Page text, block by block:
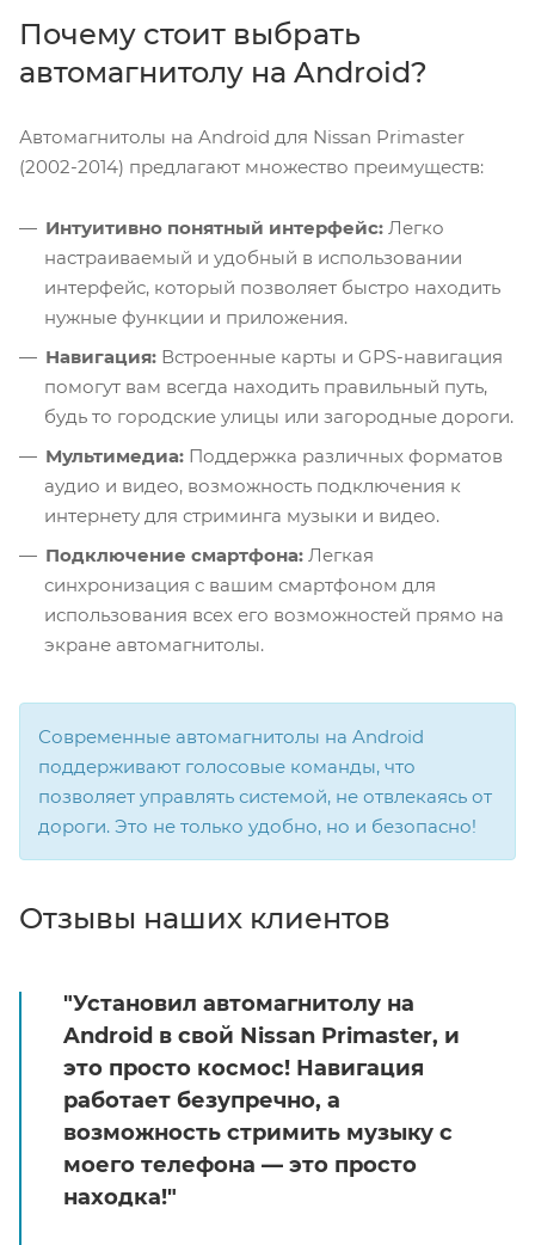
Почему стоит выбрать
автомагнитолу на Android?
Автомагнитолы на Android для Nissan Primaster
(2002-2014) предлагают множество преимуществ:
Интуитивно понятный интерфейс: Легко
настраиваемый и удобный в использовании
интерфейс, который позволяет быстро находить
нужные функции и приложения.
Навигация: Встроенные карты и GPS-навигация
помогут вам всегда находить правильный путь,
будь то городские улицы или загородные дороги.
Мультимедиа: Поддержка различных форматов
аудио и видео, возможность подключения к
интернету для стриминга музыки и видео.
Подключение смартфона: Легкая
синхронизация с вашим смартфоном для
использования всех его возможностей прямо на
экране автомагнитолы.
Современные автомагнитолы на Android
поддерживают голосовые команды, что
позволяет управлять системой, не отвлекаясь от
дороги. Это не только удобно, но и безопасно!
Отзывы наших клиентов
"Установил автомагнитолу на
Android в свой Nissan Primaster, и
это просто космос! Навигация
работает безупречно, а
возможность стримить музыку с
моего телефона — это просто
находка!"